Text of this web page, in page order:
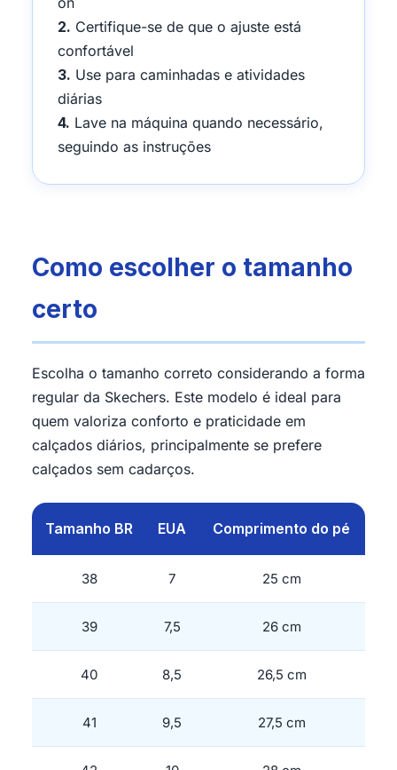
2. Certifique-se de que o ajuste está
confortável
3. Use para caminhadas e atividades
diárias
4. Lave na máquina quando necessário,
seguindo as instruções
Como escolher o tamanho
certo
Escolha o tamanho correto considerando a forma
regular da Skechers. Este modelo é ideal para
quem valoriza conforto e praticidade em
calçados diários, principalmente se prefere
calçados sem cadarços.
Tamanho BR EUA Comprimento do pé
38 7 25 cm
39 7,5 26 cm
40 8,5 26,5 cm
41 9,5 27,5 cm